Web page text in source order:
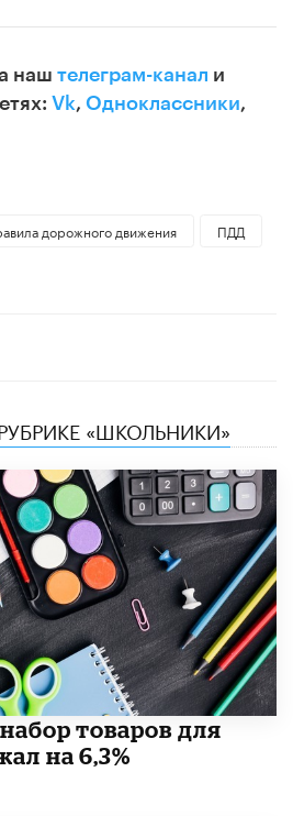
наш телеграм-канал и
Vk, Одноклассники,
дорожного движения
ПДД
«ШКОЛЬНИКИ»
товаров для
на 6,3%